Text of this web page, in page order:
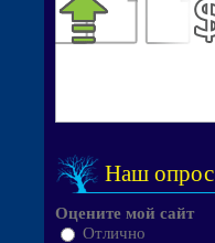
Наш опрос
Оцените мой сайт
Отлично